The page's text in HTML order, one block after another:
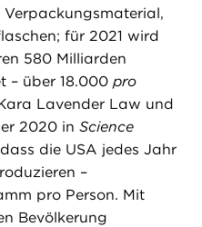
Verpackungsmaterial,
für 2021 wird
580 Milliarden
– über 18.000pro
Lavender Law und
2020 inScience
die USA jedes Jahr
–
pro Person. Mit
Bevölkerung